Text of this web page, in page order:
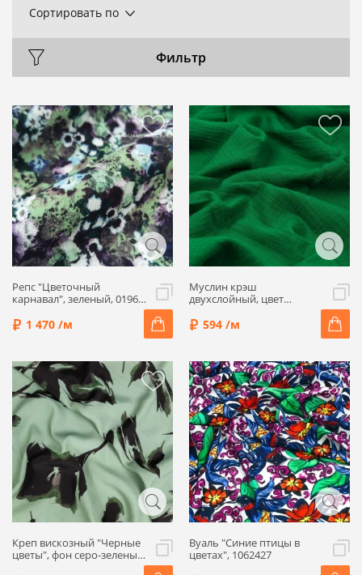
Сортировать по
Фильтр
Репс "Цветочный
карнавал", зеленый, 01967-
1 470 /м
Муслин крэш
двухслойный, цвет
594 /м
Креп вискозный "Черные
цветы", фон серо-зеленый,
Вуаль "Синие птицы в
цветах", 1062427